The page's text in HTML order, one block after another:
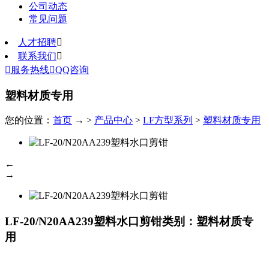
公司动态
常见问题
人才招聘
联系我们
 服务热线QQ咨询
塑料材质专用
您的位置： 首页 → > 产品中心 > LF方型系列 > 塑料材质专用
←
→
LF-20/N20AA239塑料水口剪钳类别：塑料材质专
用